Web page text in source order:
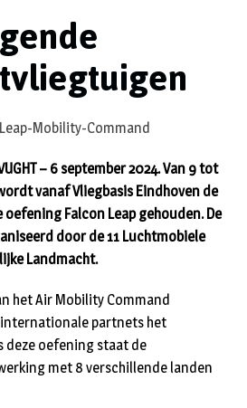
VUGHT – 6 september 2024. Van 9 tot
vanaf Vliegbasis Eindhoven de
Falcon Leap gehouden. De
door de 11 Luchtmobiele
Landmacht.
het Air Mobility Command
partnets het
oefening staat de
met 8 verschillende landen